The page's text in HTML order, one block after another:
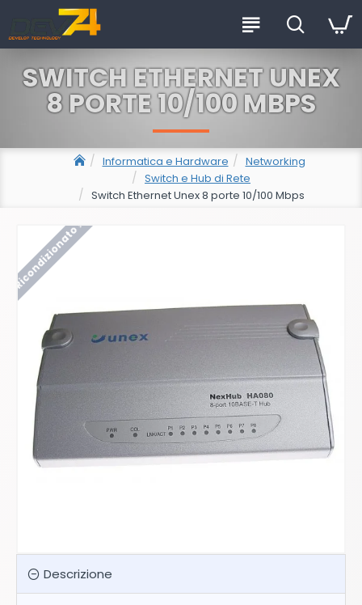
Informatica e Hardware
Networking
Switch e Hub di Rete
Switch Ethernet Unex 8 porte 10/100 Mbps
SWITCH ETHERNET UNEX
8 PORTE 10/100 MBPS
Ricondizionato !
Descrizione